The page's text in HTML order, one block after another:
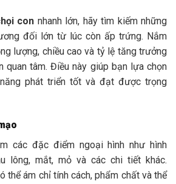
con nhanh lớn, hãy tìm kiếm những
đối lớn từ lúc còn ấp trứng. Nắm
lượng, chiều cao và tỷ lệ tăng trưởng
quan tâm. Điều này giúp bạn lựa chọn
phát triển tốt và đạt được trọng
các đặc điểm ngoại hình như hình
lông, mắt, mỏ và các chi tiết khác.
thể ám chỉ tính cách, phẩm chất và thể